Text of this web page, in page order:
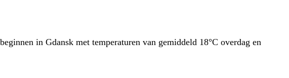
in Gdansk met temperaturen van gemiddeld 18°C overdag en